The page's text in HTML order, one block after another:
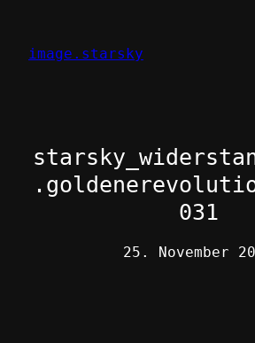
springen
image.starsky
031
25. November